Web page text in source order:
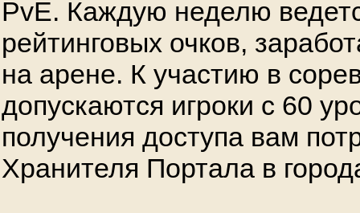
PvE. Каждую неделю
рейтинговых очков,
на арене. К участию в
допускаются игроки с 60
получения доступа вам
Хранителя Портала в